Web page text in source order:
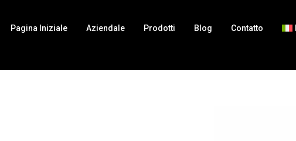
Pagina Iniziale Aziendale Prodotti Blog Contatto